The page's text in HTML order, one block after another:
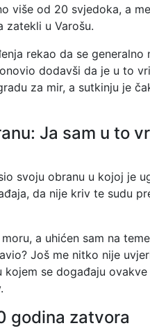
više od 20 svjedoka, a
zatekli u Varošu.
rekao da se
dodavši da je u to
za mir, a sutkinju je
Ja sam u to
svoju obranu u kojoj je
da nije kriv te sudu
a uhićen sam na
Još me nitko nije
se događaju
godina zatvora